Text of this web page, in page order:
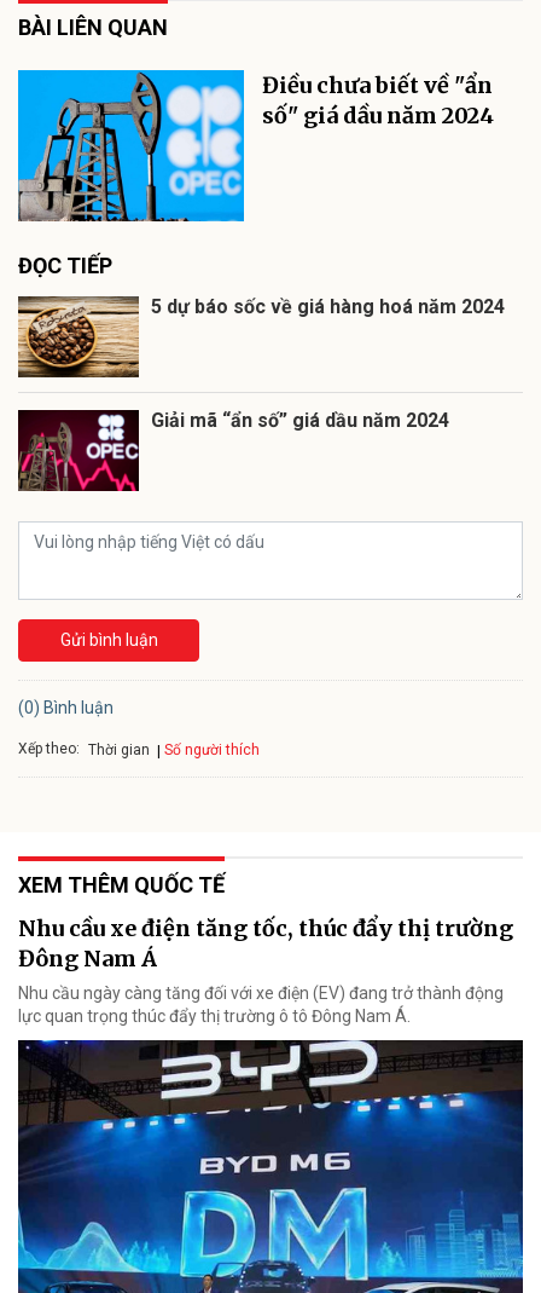
BÀI LIÊN QUAN
Điều chưa biết về "ẩn
số" giá dầu năm 2024
ĐỌC TIẾP
5 dự báo sốc về giá hàng hoá năm 2024
Giải mã “ẩn số” giá dầu năm 2024
Gửi bình luận
(0) Bình luận
Xếp theo: Thời gian Số người thích
XEM THÊM QUỐC TẾ
Nhu cầu xe điện tăng tốc, thúc đẩy thị trường
Đông Nam Á
Nhu cầu ngày càng tăng đối với xe điện (EV) đang trở thành động
lực quan trọng thúc đẩy thị trường ô tô Đông Nam Á.